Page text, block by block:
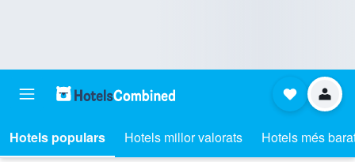
Hotels populars Hotels millor valorats Hotels més